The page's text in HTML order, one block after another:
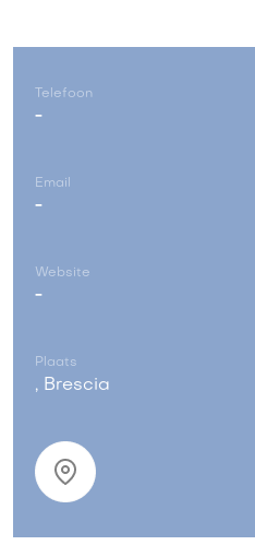
Telefoon
-
Email
-
Website
-
Plaats
, Brescia